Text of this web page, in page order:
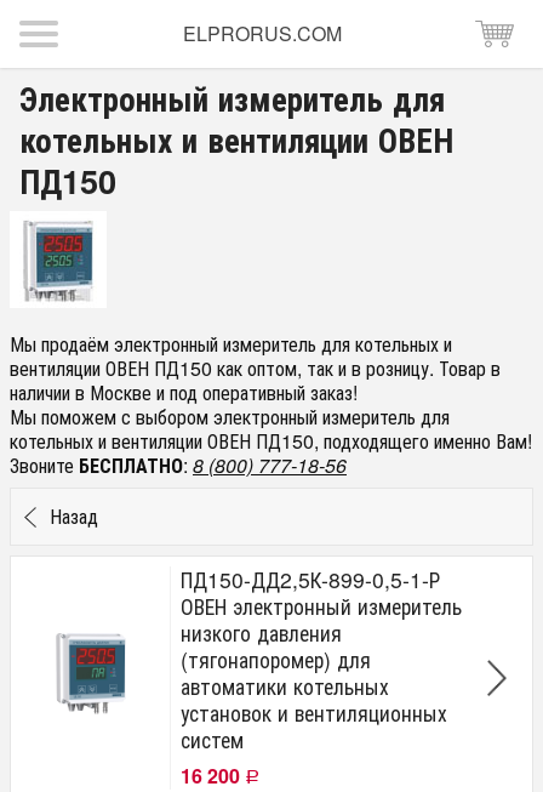
ELPRORUS.COM
Электронный измеритель для
котельных и вентиляции ОВЕН
ПД150
Мы продаём электронный измеритель для котельных и
вентиляции ОВЕН ПД150 как оптом, так и в розницу. Товар в
наличии в Москве и под оперативный заказ!
Мы поможем с выбором электронный измеритель для
котельных и вентиляции ОВЕН ПД150, подходящего именно Вам!
Звоните БЕСПЛАТНО: 8 (800) 777-18-56
Назад
ПД150-ДД2,5К-899-0,5-1-Р
ОВЕН электронный измеритель
низкого давления
(тягонапоромер) для
автоматики котельных
установок и вентиляционных
систем
16 200 Р